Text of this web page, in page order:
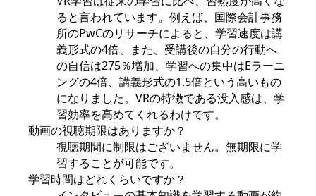
ると言われています。例えば、国際会計事務
所のPwCのリサーチによると、学習速度は講
義形式の4倍、また、受講後の自分の行動へ
の自信は275％増加、学習への集中はEラーニ
ングの4倍、講義形式の1.5倍という高いもの
になりました。VRの特徴である没入感は、学
習効率を高めてくれるわけです。
動画の視聴期限はありますか？
視聴期間に制限はございません。無期限に学
習することが可能です。
学習時間はどれくらいですか？